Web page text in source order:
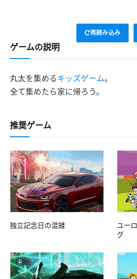
再読み込み
ゲームの説明
丸太を集めるキッズゲーム。
全て集めたら家に帰ろう。
推奨ゲーム
独立記念日の混雑
ユー
グ